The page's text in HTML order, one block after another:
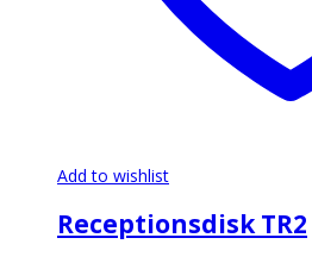
Add to wishlist
Receptionsdisk TR2